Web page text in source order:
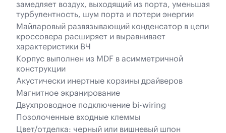
замедляет воздух, выходящий из порта, уменьшая
турбулентность, шум порта и потери энергии
Майларовый развязывающий конденсатор в цепи
кроссовера расширяет и выравнивает
характеристики ВЧ
Корпус выполнен из MDF в асимметричной
конструкции
Акустически инертные корзины драйверов
Магнитное экранирование
Двухпроводное подключение bi-wiring
Позолоченные входные клеммы
Цвет/отделка: черный или вишневый шпон